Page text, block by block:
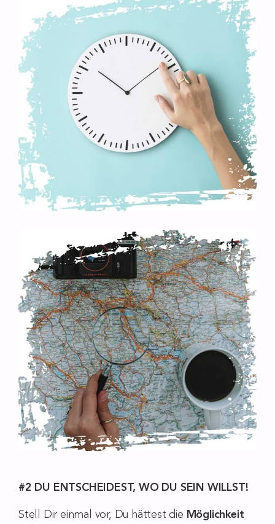
#2 DU ENTSCHEIDEST, WO DU SEIN WILLST!
Stell Dir einmal vor, Du hättest die Möglichkeit